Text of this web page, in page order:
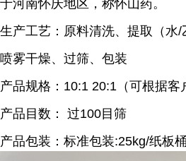
于河南怀庆地区，称怀山药。
生产工艺：原料清洗、提取（水/
喷雾干燥、过筛、包装
产品规格：10:1 20:1（可根据客
产品目数： 过100目筛
产品包装：标准包装:25kg/纸板